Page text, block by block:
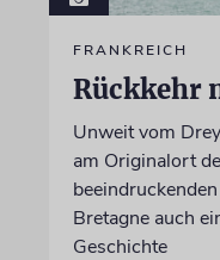
FRANKREICH
Rückkehr
Unweit vom
am Originalort
Bretagne auch
Geschichte